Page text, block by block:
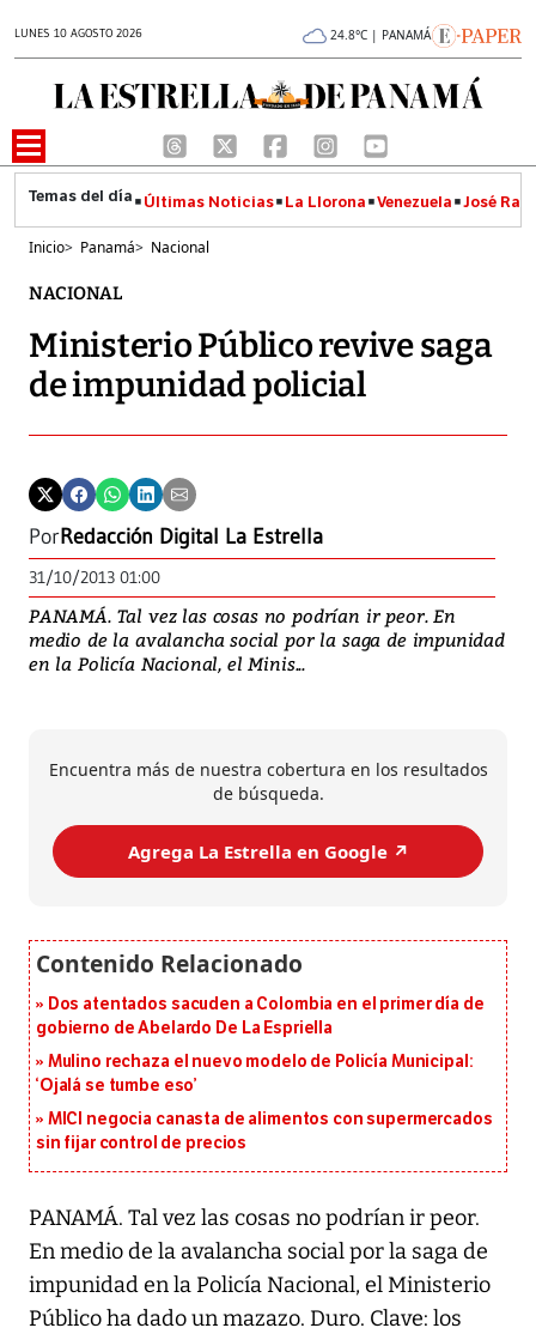
LUNES 10 AGOSTO 2026 24.8°C | PANAMÁ
Últimas Noticias La Llorona Venezuela José
Inicio> Panamá> Nacional
NACIONAL
Ministerio Público revive saga
de impunidad policial
PorRedacción Digital La Estrella
31/10/2013 01:00
PANAMÁ. Tal vez las cosas no podrían ir peor. En
medio de la avalancha social por la saga de impunidad
en la Policía Nacional, el Minis...
Encuentra más de nuestra cobertura en los resultados
de búsqueda.
Agrega La Estrella en Google ↗️
Dos atentados sacuden a Colombia en el primer día de
gobierno de Abelardo De La Espriella
Mulino rechaza el nuevo modelo de Policía Municipal:
‘Ojalá se tumbe eso’
MICI negocia canasta de alimentos con supermercados
sin fijar control de precios
PANAMÁ. Tal vez las cosas no podrían ir peor.
En medio de la avalancha social por la saga de
impunidad en la Policía Nacional, el Ministerio
Público ha dado un mazazo. Duro. Clave: los